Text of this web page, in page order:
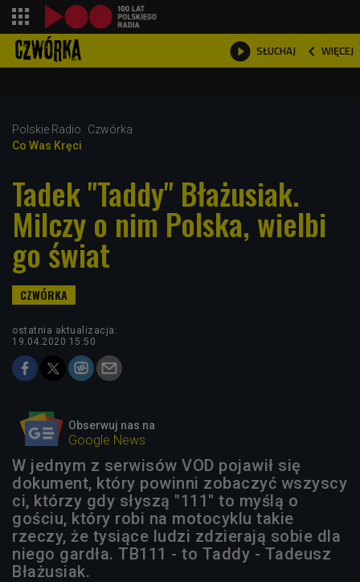
 SŁUCHAJ  WIĘCEJ

Polskie Radio
Czwórka
Co Was Kręci
Tadek "Taddy" Błażusiak.
Milczy o nim Polska, wielbi
go świat
ostatnia aktualizacja:
19.04.2020 15:50
Obserwuj nas na
Google News
W jednym z serwisów VOD pojawił się
dokument, który powinni zobaczyć wszyscy
ci, którzy gdy słyszą "111" to myślą o
gościu, który robi na motocyklu takie
rzeczy, że tysiące ludzi zdzierają sobie dla
niego gardła. TB111 - to Taddy - Tadeusz
Błażusiak.